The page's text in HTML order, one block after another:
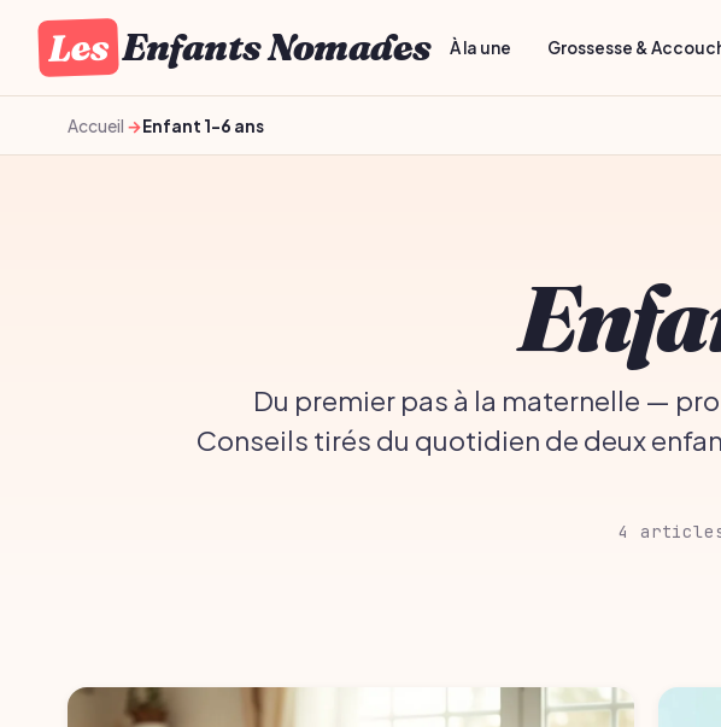
Les Enfants Nomades À la une Grossesse &
Accueil Enfant 1-6 ans
Du premier pas à la maternelle —
Conseils tirés du quotidien de
4 articles